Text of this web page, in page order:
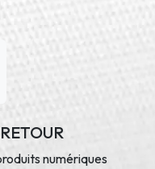
numériques